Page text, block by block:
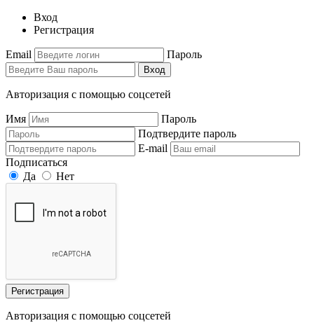
Вход
Регистрация
Email Пароль
Вход
Авторизация с помощью соцсетей
Имя
Пароль
Подтвердите пароль
E-mail
Подписаться
Да
Нет
Регистрация
Авторизация с помощью соцсетей